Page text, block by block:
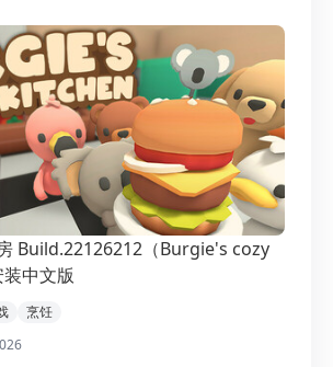
Build.22126212（Burgie's cozy
中文版
烹饪